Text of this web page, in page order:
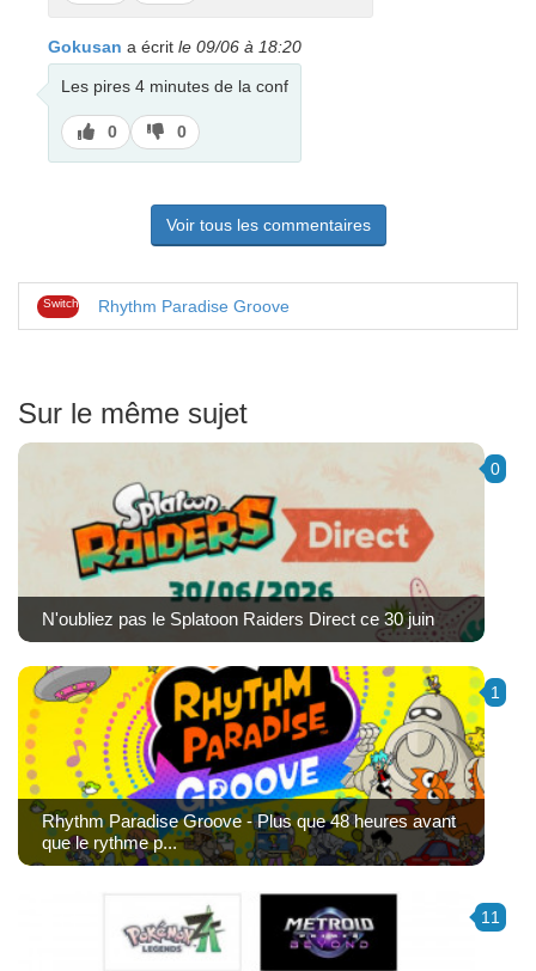
pas
Gokusan a écrit le 09/06 à 18:20
Les pires 4 minutes de la conf
J’aime
0
J’aime
pas
0
Voir tous les commentaires
Switch Rhythm Paradise Groove
Sur le même sujet
0
N'oubliez pas le Splatoon Raiders Direct ce 30 juin
1
Rhythm Paradise Groove - Plus que 48 heures avant
que le rythme p...
11